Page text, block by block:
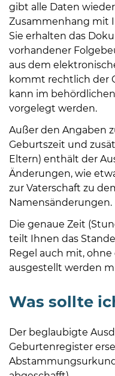
Uhr
sowie
außerhalb
der
Öffnungszeiten
nach
Vereinbarung.
gibt alle Daten
Zusammenhang mit
Sie erhalten das
vorhandener
aus dem
kommt rechtlich der
kann im
vorgelegt werden.
Außer den Angaben
Geburtszeit und
Eltern) enthält der
Änderungen, wie
zur Vaterschaft zu
Namensänderungen.
Die genaue Zeit
teilt Ihnen das
Regel auch mit,
ausgestellt werden
Was sollte
Der beglaubigte
Geburtenregister